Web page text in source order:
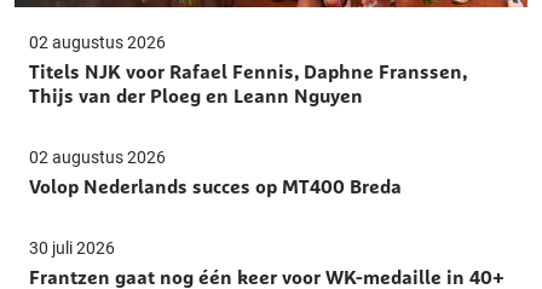
02 augustus 2026
Titels NJK voor Rafael Fennis, Daphne Franssen,
Thijs van der Ploeg en Leann Nguyen
02 augustus 2026
Volop Nederlands succes op MT400 Breda
30 juli 2026
Frantzen gaat nog één keer voor WK-medaille in 40+